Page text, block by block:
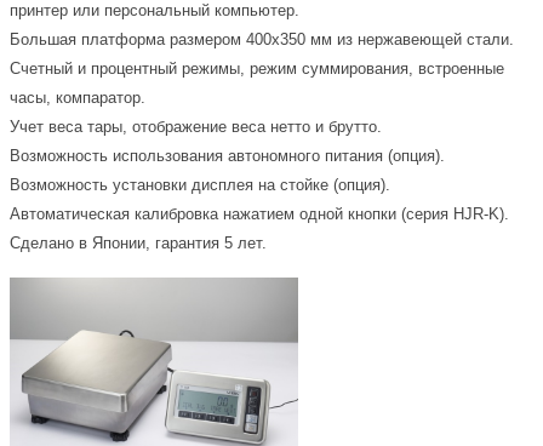
принтер или персональный компьютер.
Большая платформа размером 400х350 мм из нержавеющей стали.
Счетный и процентный режимы, режим суммирования, встроенные
часы, компаратор.
Учет веса тары, отображение веса нетто и брутто.
Возможность использования автономного питания (опция).
Возможность установки дисплея на стойке (опция).
Автоматическая калибровка нажатием одной кнопки (серия HJR-K).
Сделано в Японии, гарантия 5 лет.